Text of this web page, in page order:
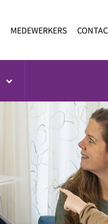
MEDEWERKERS